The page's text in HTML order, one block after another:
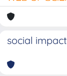
social impact